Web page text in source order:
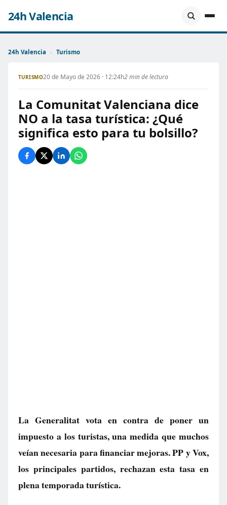
24h Valencia
24h Valencia › Turismo
TURISMO20 de Mayo de 2026 · 12:24h2 min de lectura
La Comunitat Valenciana dice
NO a la tasa turística: ¿Qué
significa esto para tu bolsillo?
La Generalitat vota en contra de poner un
impuesto a los turistas, una medida que muchos
veían necesaria para financiar mejoras. PP y Vox,
los principales partidos, rechazan esta tasa en
plena temporada turística.